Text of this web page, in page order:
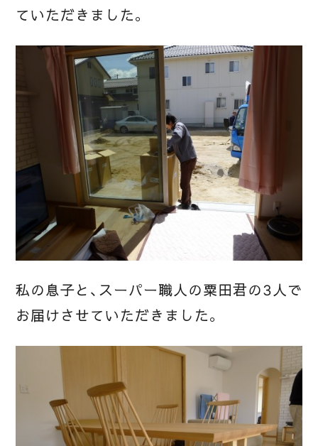
ていただきました。
私の息子と、スーパー職人の粟田君の3人で
お届けさせていただきました。